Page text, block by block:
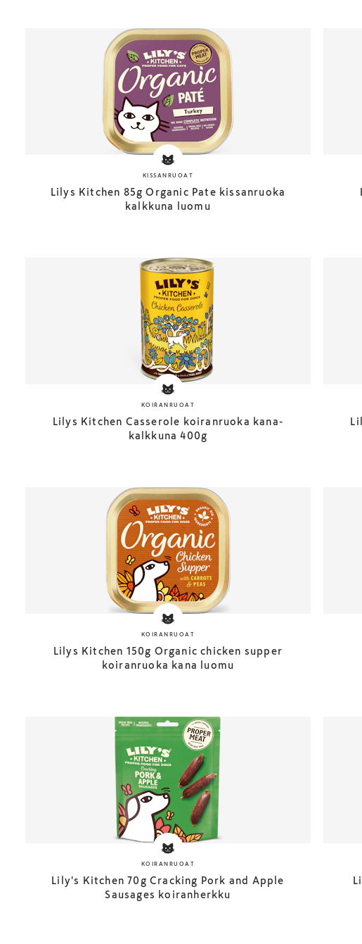
KISSANRUOAT
Lilys Kitchen 85g Organic Pate kissanruoka
kalkkuna luomu
KOIRANRUOAT
Lilys Kitchen Casserole koiranruoka kana-
kalkkuna 400g
KOIRANRUOAT
Lilys Kitchen 150g Organic chicken supper
koiranruoka kana luomu
KOIRANRUOAT
Lily's Kitchen 70g Cracking Pork and Apple
Sausages koiranherkku